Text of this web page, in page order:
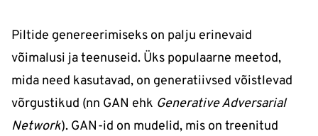
Piltide genereerimiseks on palju erinevaid
võimalusi ja teenuseid. Üks populaarne meetod,
mida need kasutavad, on generatiivsed võistlevad
võrgustikud (nn GAN ehk Generative Adversarial
Network). GAN-id on mudelid, mis on treenitud